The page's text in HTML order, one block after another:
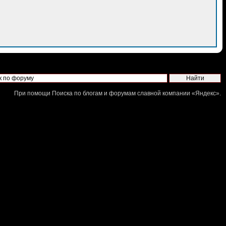
При помощи Поиска по блогам и форумам славной компании «Яндекс».